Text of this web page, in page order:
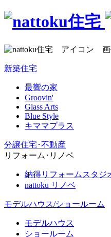
新築住宅
最響の家
Groovin'
Glass Arts
Blue Style
キママプラス
分譲住宅･不動産
リフォーム･リノベ
納得リフォームスタジ
nattoku リノベ
モデルハウス/ショールーム
モデルハウス
ショールーム